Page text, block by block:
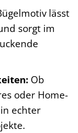
lässt
sorgt im
Ob
oder Home-
echter